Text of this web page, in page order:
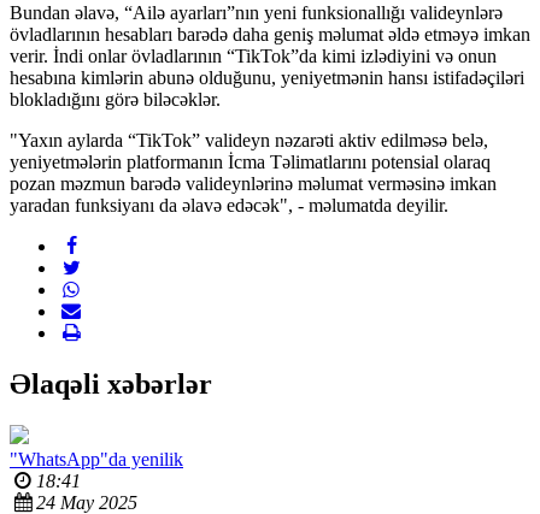
Bundan əlavə, “Ailə ayarları”nın yeni funksionallığı valideynlərə
övladlarının hesabları barədə daha geniş məlumat əldə etməyə imkan
verir. İndi onlar övladlarının “TikTok”da kimi izlədiyini və onun
hesabına kimlərin abunə olduğunu, yeniyetmənin hansı istifadəçiləri
blokladığını görə biləcəklər.
"Yaxın aylarda “TikTok” valideyn nəzarəti aktiv edilməsə belə,
yeniyetmələrin platformanın İcma Təlimatlarını potensial olaraq
pozan məzmun barədə valideynlərinə məlumat verməsinə imkan
yaradan funksiyanı da əlavə edəcək", - məlumatda deyilir.
Əlaqəli xəbərlər
"WhatsApp"da yenilik
18:41
24 May 2025